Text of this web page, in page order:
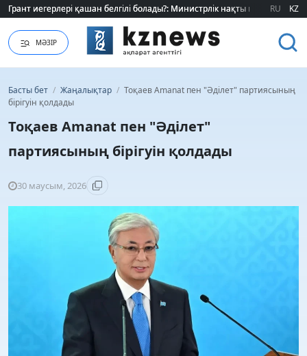
Грант иегерлері қашан белгілі болады?: Министрлік нақты мерзімді
Грант иегерлері қашан белгілі болады?: Министрлік нақты мерзімді
RU KZ
МӘЗІР
Басты бет / Жаңалықтар / Тоқаев Amanat пен "Әділет" партиясының
бірігуін қолдады
Тоқаев Amanat пен "Әділет"
партиясының бірігуін қолдады
30 маусым, 2026